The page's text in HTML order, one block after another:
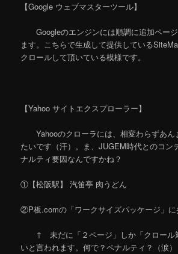
【Google ウェブマスターツール】
Googleのエンジンには順調に追加ペー
ます。こちらで生成して提供している
クロールして頂いている模様です。
【Yahoo サイトエクスプローラー】
Yahooのクローラには、相変わらずあん
たいです（汗）。ま、JUGEM時代とのコン
ナルティ要因なんですかね？
①【松阪駅】 汽笛亭 肉うどん
②P板.comの「ワークサイズパッケージ」に
↑ 未だに「２ページ」しか「クロール
いと言われます。何で？ペナルティ？（涙）